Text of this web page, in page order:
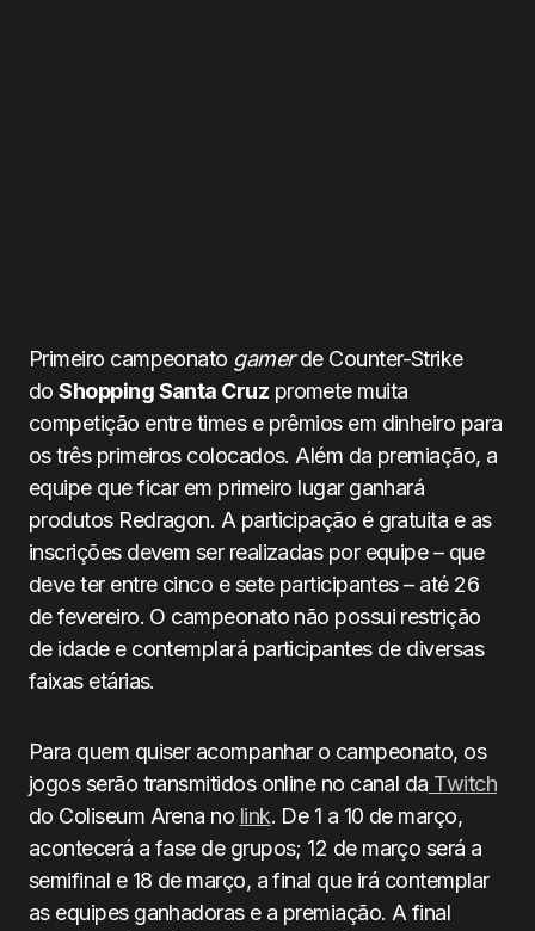
Primeiro campeonato gamerde Counter-Strike
doShopping Santa Cruz promete muita
competição entre times e prêmios em dinheiro para
os três primeiros colocados. Além da premiação, a
equipe que ficar em primeiro lugar ganhará
produtos Redragon. A participação é gratuita e as
inscrições devem ser realizadas por equipe – que
deve ter entre cinco e sete participantes – até 26
de fevereiro. O campeonato não possui restrição
de idade e contemplará participantes de diversas
faixas etárias.
Para quem quiser acompanhar o campeonato, os
jogos serão transmitidos online no canal da Twitch
do Coliseum Arena no link. De 1 a 10 de março,
acontecerá a fase de grupos; 12 de março será a
semifinal e 18 de março, a final que irá contemplar
as equipes ganhadoras e a premiação. A final